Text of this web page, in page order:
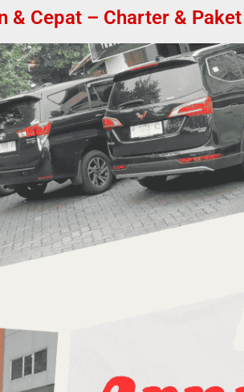
& Cepat – Charter &